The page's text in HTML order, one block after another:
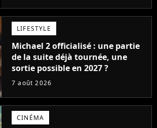
LIFESTYLE
Michael 2 officialisé : une partie
de la suite déjà tournée, une
sortie possible en 2027 ?
7 août 2026
CINÉMA